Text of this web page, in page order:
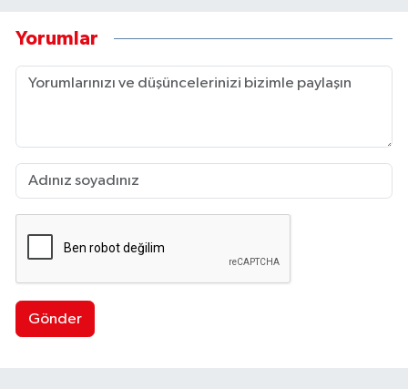
Yorumlar
Gönder